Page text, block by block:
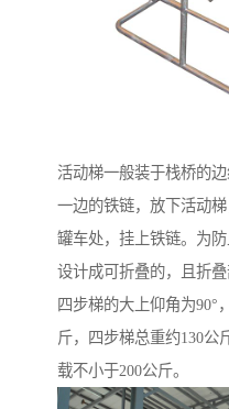
活动梯一般装于栈桥的
一边的铁链，放下活动
罐车处，挂上铁链。为
设计成可折叠的，且折
四步梯的大上仰角为90°
斤，四步梯总重约130公
载不小于200公斤。